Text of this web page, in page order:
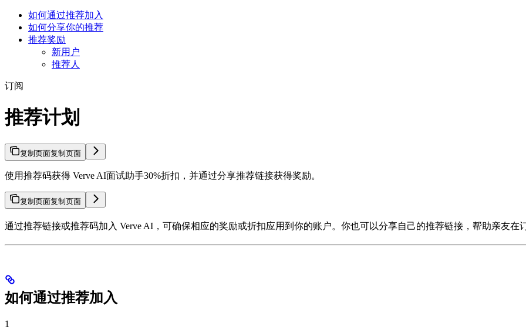
如何通过推荐加入
如何分享你的推荐
推荐奖励
新用户
推荐人
订阅
推荐计划
复制页面复制页面
使用推荐码获得 Verve AI面试助手30%折扣，并通过分享推荐链接获得奖励。
复制页面复制页面
通过推荐链接或推荐码加入 Verve AI，可确保相应的奖励或折扣应用到你的账户。你也可以分享自己的推荐链接，帮助亲友在
如何通过推荐加入
1